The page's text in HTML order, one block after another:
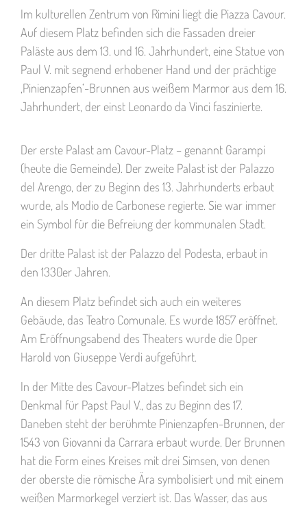
Im kulturellen Zentrum von Rimini liegt die Piazza Cavour.
Auf diesem Platz befinden sich die Fassaden dreier
Paläste aus dem 13. und 16. Jahrhundert, eine Statue von
Paul V. mit segnend erhobener Hand und der prächtige
‚Pinienzapfen‘-Brunnen aus weißem Marmor aus dem 16.
Jahrhundert, der einst Leonardo da Vinci faszinierte.
Der erste Palast am Cavour-Platz – genannt Garampi
(heute die Gemeinde). Der zweite Palast ist der Palazzo
del Arengo, der zu Beginn des 13. Jahrhunderts erbaut
wurde, als Modio de Carbonese regierte. Sie war immer
ein Symbol für die Befreiung der kommunalen Stadt.
Der dritte Palast ist der Palazzo del Podesta, erbaut in
den 1330er Jahren.
An diesem Platz befindet sich auch ein weiteres
Gebäude, das Teatro Comunale. Es wurde 1857 eröffnet.
Am Eröffnungsabend des Theaters wurde die Oper
Harold von Giuseppe Verdi aufgeführt.
In der Mitte des Cavour-Platzes befindet sich ein
Denkmal für Papst Paul V., das zu Beginn des 17.
Daneben steht der berühmte Pinienzapfen-Brunnen, der
1543 von Giovanni da Carrara erbaut wurde. Der Brunnen
hat die Form eines Kreises mit drei Simsen, von denen
der oberste die römische Ära symbolisiert und mit einem
weißen Marmorkegel verziert ist. Das Wasser, das aus